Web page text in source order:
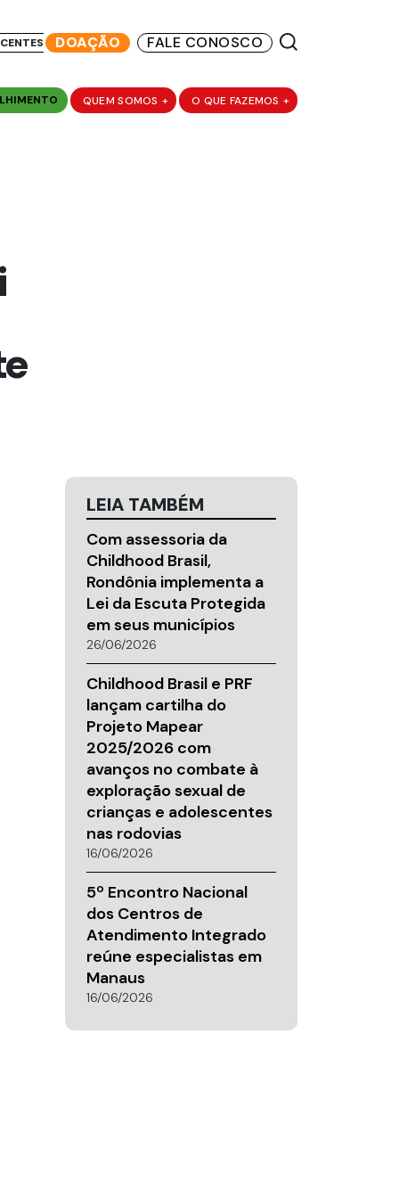
DOAÇÃO FALE CONOSCO
QUEM SOMOS + O QUE FAZEMOS +
LEIA TAMBÉM
Com assessoria da
Childhood Brasil,
Rondônia implementa a
Lei da Escuta Protegida
em seus municípios
26/06/2026
Childhood Brasil e PRF
lançam cartilha do
Projeto Mapear
2025/2026 com
avanços no combate à
exploração sexual de
crianças e adolescentes
nas rodovias
16/06/2026
5º Encontro Nacional
dos Centros de
Atendimento Integrado
reúne especialistas em
Manaus
16/06/2026